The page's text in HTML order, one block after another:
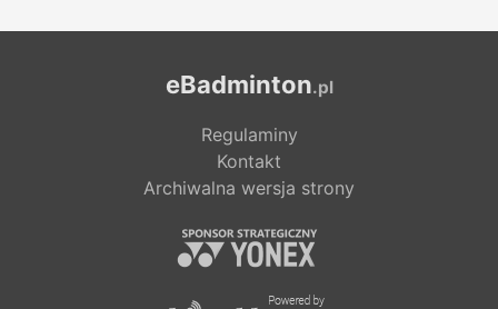
eBadminton.pl
Regulaminy
Kontakt
Archiwalna wersja strony